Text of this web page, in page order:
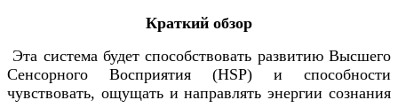
Краткий обзор
Эта система будет способствовать развитию Высшего
Сенсорного Восприятия (HSP) и способности
чувствовать, ощущать и направлять энергии сознания